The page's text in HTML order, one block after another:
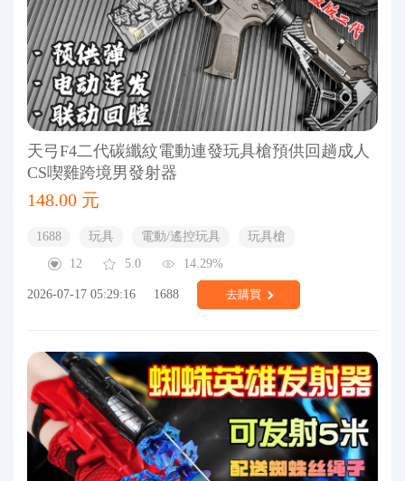
天弓F4二代碳纖紋電動連發玩具槍預供回趟成人
CS喫雞跨境男發射器
148.00 元
1688 玩具 電動/遙控玩具
玩具槍
12
5.0 14.29%
2026-07-17 05:29:16 1688 去購買